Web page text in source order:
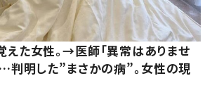
た女性。→医師「異常はありませ
判明した”まさかの病”。女性の現